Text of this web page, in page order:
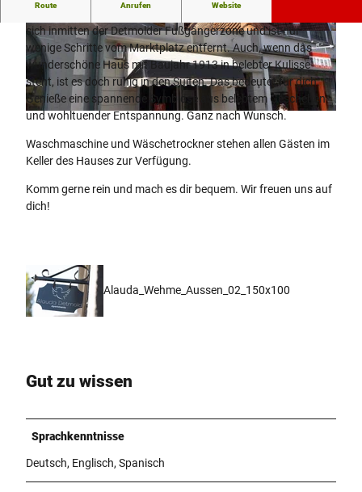
A
n
a
c
h
t
© ALEX WALTKE FOTOGRAFIE © ALEX WALTKE FOTOGRAFIE
Route Anrufen Website
sich inmitten der Detmolder Fußgängerzone und ist nur
wenige Schritte vom Marktplatz entfernt. Auch, wenn das
wunderschöne Haus mit Baujahr 1913 in belebter Kulisse
steht, ist es doch ruhig in den Suiten. Das bedeutet für dich:
Genieße eine spannende Symbiose aus belebtem Geschehen
und wohltuender Entspannung. Ganz nach Wunsch.
Waschmaschine und Wäschetrockner stehen allen Gästen im
Keller des Hauses zur Verfügung.
Komm gerne rein und mach es dir bequem. Wir freuen uns auf
dich!
Alauda_Wehme_Aussen_02_150x100
Gut zu wissen
Sprachkenntnisse
Deutsch, Englisch, Spanisch